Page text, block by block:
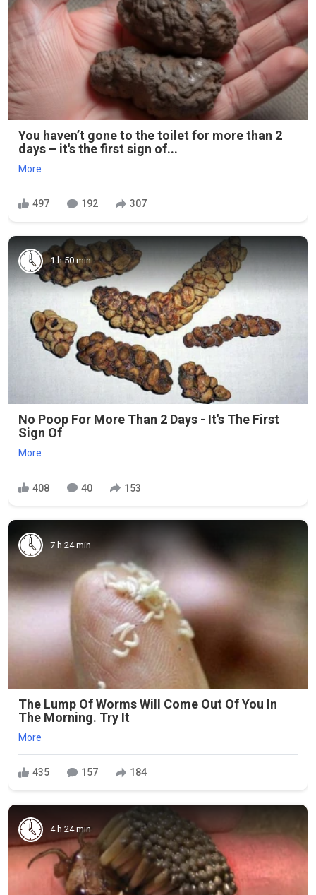
You haven’t gone to the toilet for more than 2
days – it's the first sign of...
More
497 192 307
1 h 50 min
No Poop For More Than 2 Days - It's The First
Sign Of
More
408 40 153
7 h 24 min
The Lump Of Worms Will Come Out Of You In
The Morning. Try It
More
435 157 184
4 h 24 min